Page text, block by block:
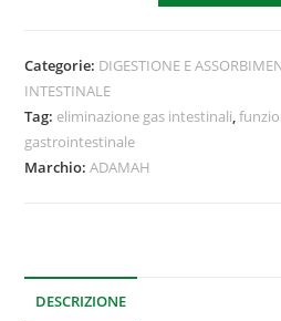
Categorie: DIGESTIONE E
INTESTINALE
Tag: eliminazione gas intestinali,
gastrointestinale
Marchio:ADAMAH
DESCRIZIONE